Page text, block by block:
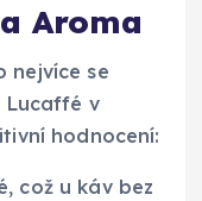
Aroma
nejvíce se
Lucaffé v
hodnocení:
což u káv bez